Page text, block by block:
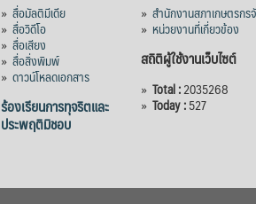
» สื่อมัลติมีเดีย
» สื่อวิดีโอ
» สื่อเสียง
» สื่อสิ่งพิมพ์
» ดาวน์โหลดเอกสาร
ร้องเรียนการทุจริตและ
ประพฤติมิชอบ
» สำนักงานสภาเกษตรกร
» หน่วยงานที่เกี่ยวข้อง
สถิติผู้ใช้งานเว็บไซต์
» Total :2035268
» Today :527